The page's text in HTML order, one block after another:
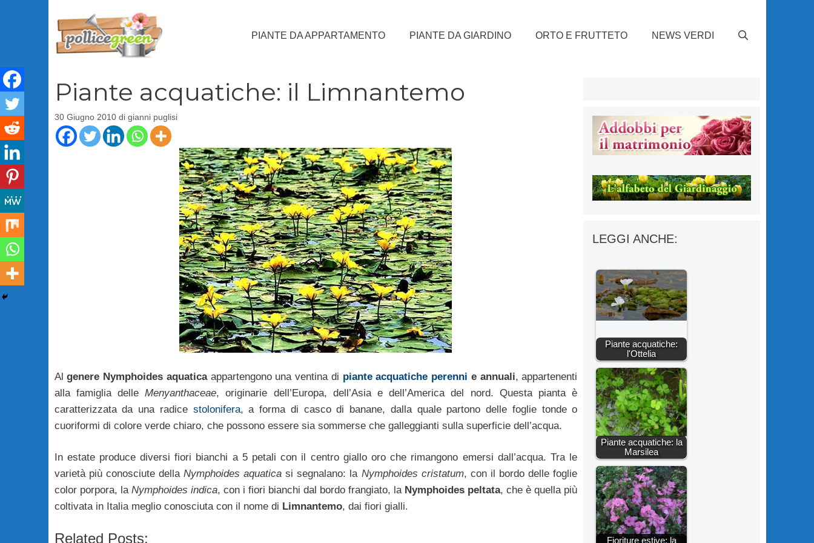
PIANTE DA APPARTAMENTO PIANTE DA GIARDINO ORTO E FRUTTETO NEWS VERDI
Piante acquatiche: il Limnantemo
30 Giugno 2010 di gianni puglisi
Algenere Nymphoides aquaticaappartengono una ventina di piante acquatiche perenni e annuali, appartenenti
alla famiglia delleMenyanthaceae, originarie dell’Europa, dell’Asia e dell’America del nord. Questa pianta è
caratterizzata da una radice stolonifera, a forma di casco di banane, dalla quale partono delle foglie tonde o
cuoriformi di colore verde chiaro, che possono essere sia sommerse che galleggianti sulla superficie dell’acqua.
In estate produce diversi fiori bianchi a 5 petali con il centro giallo oro che rimangono emersi dall’acqua. Tra le
varietà più conosciute della Nymphoides aquatica si segnalano: la Nymphoides cristatum, con il bordo delle foglie
color porpora, la Nymphoides indica, con i fiori bianchi dal bordo frangiato, la Nymphoides peltata, che è quella più
coltivata in Italia meglio conosciuta con il nome di Limnantemo, dai fiori gialli.
Related Posts:
LEGGI ANCHE:
Piante acquatiche:
l'Ottelia
Piante acquatiche: la
Marsilea
Fioriture estive: la